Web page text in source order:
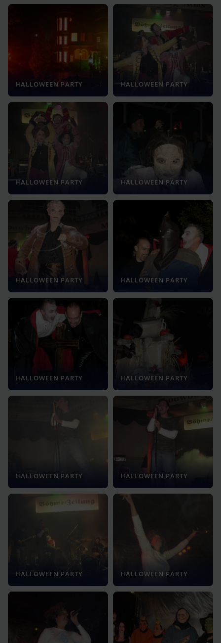
HALLOWEEN PARTY HALLOWEEN PARTY
HALLOWEEN PARTY HALLOWEEN PARTY
HALLOWEEN PARTY HALLOWEEN PARTY
HALLOWEEN PARTY HALLOWEEN PARTY
HALLOWEEN PARTY HALLOWEEN PARTY
HALLOWEEN PARTY HALLOWEEN PARTY